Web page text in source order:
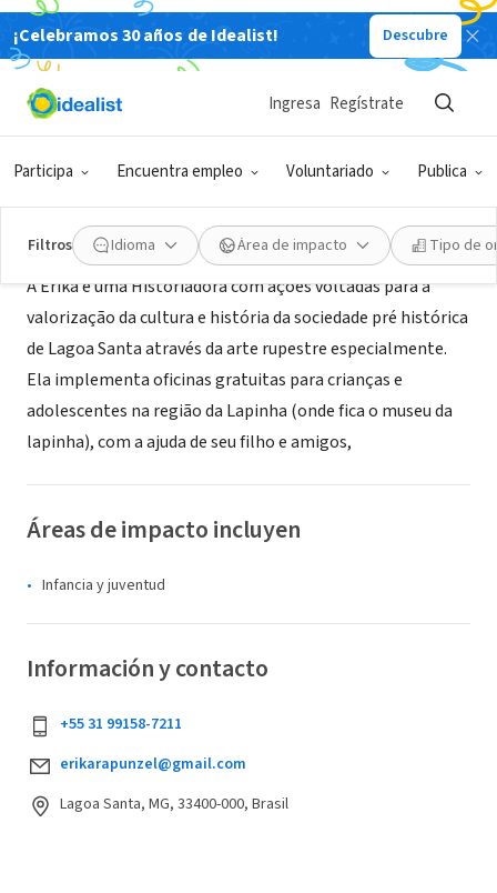
¡Celebramos 30 años de Idealist! Descubre
Participa Encuentra empleo Voluntariado Publica
Ingresa Regístrate
Filtros Idioma Área de impacto Tipo de
COLECTIVO CIUDADANO
Erika Banaya & Colaboradores
Acerca de
A Erika é uma Historiadora com ações voltadas para a
valorização da cultura e história da sociedade pré histórica
de Lagoa Santa através da arte rupestre especialmente.
Ela implementa oficinas gratuitas para crianças e
adolescentes na região da Lapinha (onde fica o museu da
lapinha), com a ajuda de seu filho e amigos,
Áreas de impacto incluyen
Infancia y juventud
Información y contacto
+55 31 99158-7211
erikarapunzel@gmail.com
Lagoa Santa, MG, 33400-000, Brasil